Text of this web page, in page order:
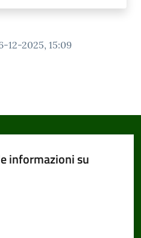
12-2025, 15:09
informazioni su